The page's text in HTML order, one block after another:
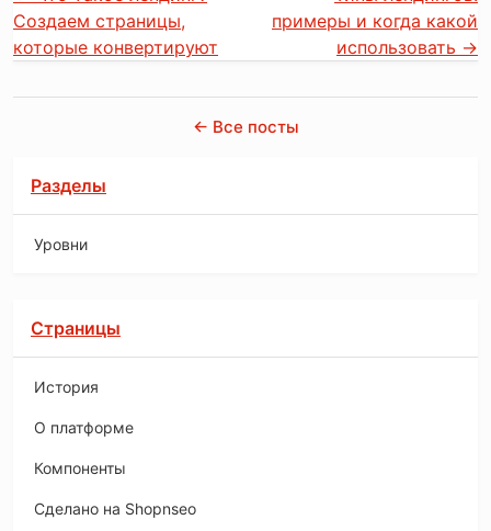
Создаем страницы,
которые конвертируют
примеры и когда какой
использовать →
← Все посты
Разделы
Уровни
Страницы
История
O платформе
Компоненты
Сделано на Shopnseo